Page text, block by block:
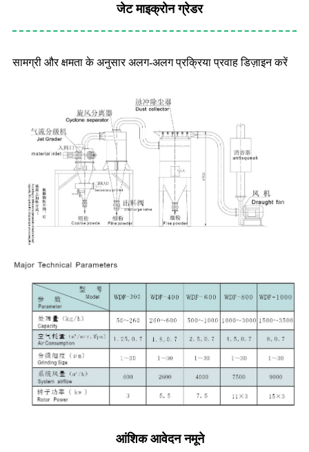
जेट माइक्रोन ग्रेडर
सामग्री और क्षमता के अनुसार अलग-अलग प्रक्रिया प्रवाह डिज़ाइन करें
आंशिक आवेदन नमूने